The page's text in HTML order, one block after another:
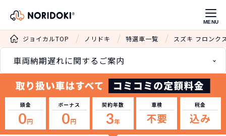
MENU
ジョイカルTOP ノリドキ 特選車一覧 スズキ フロンク
車両納期遅れに関するご案内
頭金
0円
ボーナス
0円
契約年数
3年
車検
不要
税金
込み